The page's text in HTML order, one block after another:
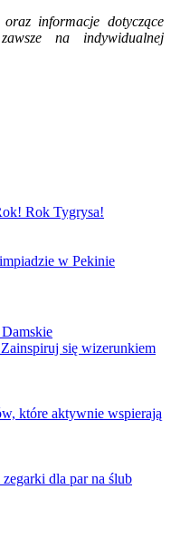
informacje dotyczące
na indywidualnej
Rok Tygrysa!
w Pekinie
się wizerunkiem
które aktywnie wspierają
dla par na ślub